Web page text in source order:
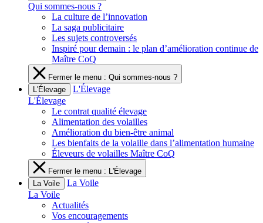
Qui sommes-nous ?
La culture de l’innovation
La saga publicitaire
Les sujets controversés
Inspiré pour demain : le plan d’amélioration continue de
Maître CoQ
Fermer le menu : Qui sommes-nous ?
L'Élevage
L'Élevage
L'Élevage
Le contrat qualité élevage
Alimentation des volailles
Amélioration du bien-être animal
Les bienfaits de la volaille dans l’alimentation humaine
Éleveurs de volailles Maître CoQ
Fermer le menu : L'Élevage
La Voile
La Voile
La Voile
Actualités
Vos encouragements